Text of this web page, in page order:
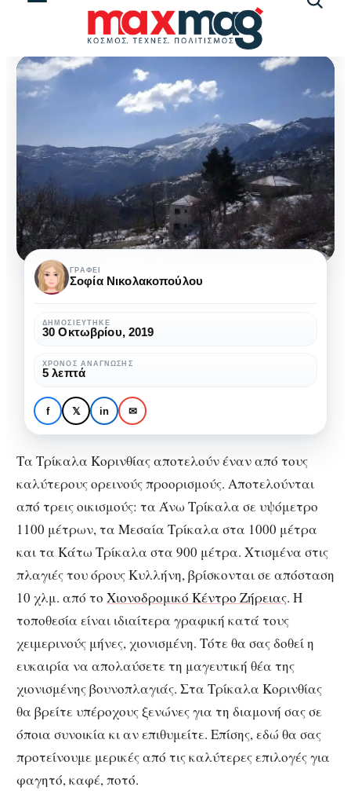
ΕΛΛΆΔΑ ΗΠΕΙΡΏΤΙΚΗ ΕΛΛΆΔΑ
Τρίκαλα Κορινθίας:
Ένας θαυμάσιος
ορεινός προορισμός
Τρίκαλα
Κορινθίας:
Ένας
θαυμάσιος
ορεινός
προορισμός
ΓΡΆΦΕΙ
Σοφία Νικολακοπούλου
ΔΗΜΟΣΙΕΎΤΗΚΕ
30 Οκτωβρίου, 2019
ΧΡΌΝΟΣ ΑΝΆΓΝΩΣΗΣ
5 λεπτά
f 𝕏 in ✉
Τα Τρίκαλα Κορινθίας αποτελούν έναν από τους
καλύτερους ορεινούς προορισμούς. Αποτελούνται
από τρεις οικισμούς: τα Άνω Τρίκαλα σε υψόμετρο
1100 μέτρων, τα Μεσαία Τρίκαλα στα 1000 μέτρα
και τα Κάτω Τρίκαλα στα 900 μέτρα. Χτισμένα στις
πλαγιές του όρους Κυλλήνη, βρίσκονται σε απόσταση
10 χλμ. από το Χιονοδρομικό Κέντρο Ζήρειας. Η
τοποθεσία είναι ιδιαίτερα γραφική κατά τους
χειμερινούς μήνες, χιονισμένη. Τότε θα σας δοθεί η
ευκαιρία να απολαύσετε τη μαγευτική θέα της
χιονισμένης βουνοπλαγιάς. Στα Τρίκαλα Κορινθίας
θα βρείτε υπέροχους ξενώνες για τη διαμονή σας σε
όποια συνοικία κι αν επιθυμείτε. Επίσης, εδώ θα σας
προτείνουμε μερικές από τις καλύτερες επιλογές για
φαγητό, καφέ, ποτό.